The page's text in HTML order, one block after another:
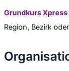
Grundkurs Xpress
Region, Bezirk